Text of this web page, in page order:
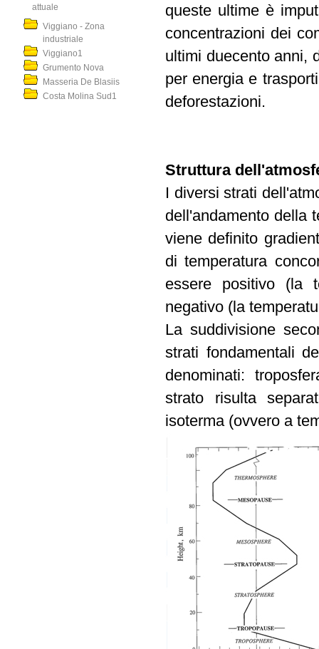
attuale
Viggiano - Zona
industriale
Viggiano1
Grumento Nova
Masseria De Blasiis
Costa Molina Sud1
queste ultime è
concentrazioni dei
ultimi duecento anni,
per energia e
deforestazioni.
Struttura
I diversi strati
dell'andamento della
viene definito
di temperatura
essere positivo (la
negativo (la
La suddivisione
strati fondamentali
denominati:
strato risulta
isoterma (ovvero a